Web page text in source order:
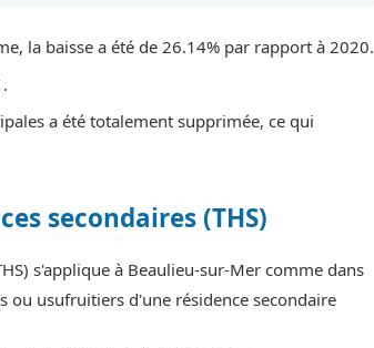
la baisse a été de 26.14% par rapport à 2020.
a été totalement supprimée, ce qui
secondaires (THS)
s'applique à Beaulieu-sur-Mer comme dans
ou usufruitiers d'une résidence secondaire